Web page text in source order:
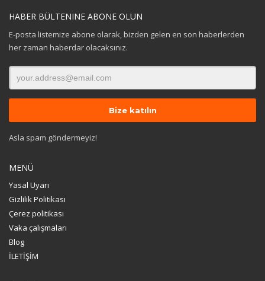
HABER BÜLTENINE ABONE OLUN
E-posta listemize abone olarak, bizden gelen en son haberlerden
her zaman haberdar olacaksınız.
Asla spam göndermeyiz!
MENÜ
Yasal Uyarı
Gizlilik Politikası
Çerez politikası
Vaka çalışmaları
Blog
İLETİŞİM